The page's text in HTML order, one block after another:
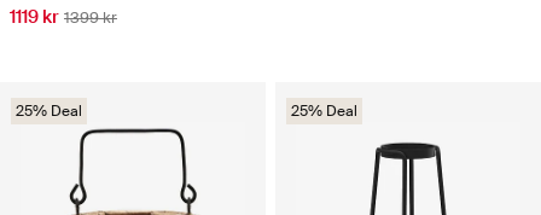
1119 kr 1399 kr
25% Deal 25% Deal